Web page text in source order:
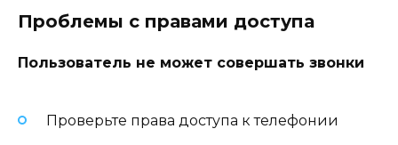
Проблемы с правами доступа
Пользователь не может совершать звонки
Проверьте права доступа к телефонии